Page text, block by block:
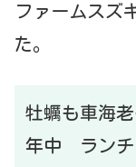
ファームスズ
た。
牡蠣も車海
年中 ランチ